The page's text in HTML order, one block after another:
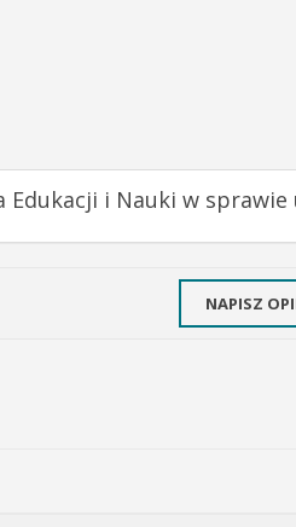
i Nauki w sprawie
NAPISZ